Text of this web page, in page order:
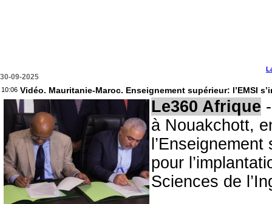
30-09-2025
10:06 Vidéo. Mauritanie-Maroc. Enseignement supérieur: l’EMSI
Le360 Afrique
à Nouakchott,
pour
Sciences de